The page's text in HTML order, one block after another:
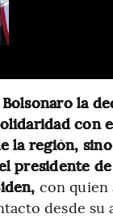
Bolsonaro la
con
la región,
presidente
con quien
desde su